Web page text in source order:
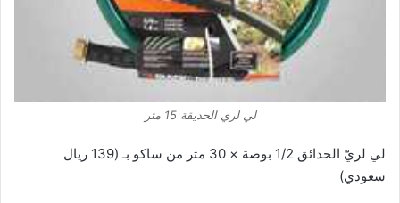
لي لري الحديقة 15 متر
لي لريّ الحدائق 1/2 بوصة × 30 متر من ساكو بـ (139 ريال
سعودي)